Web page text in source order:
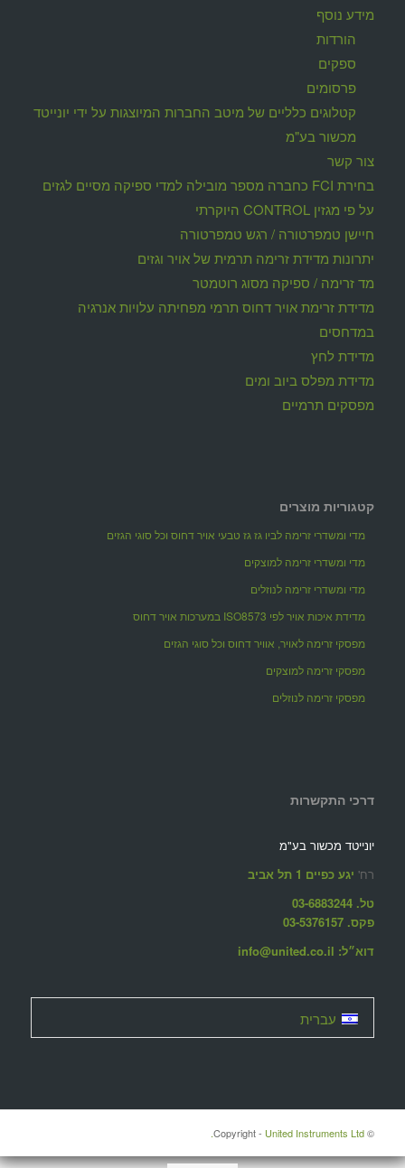
מידע נוסף
הורדות
ספקים
פרסומים
קטלוגים כלליים של מיטב החברות המיוצגות על ידי יונייטד
מכשור בע"מ
צור קשר
בחירת FCI כחברה מספר מובילה למדי ספיקה מסיים לגזים
על פי מגזין CONTROL היוקרתי
חיישן טמפרטורה / רגש טמפרטורה
יתרונות מדידת זרימה תרמית של אויר וגזים
מד זרימה / ספיקה מסוג רוטמטר
מדידת זרימת אויר דחוס תרמי מפחיתה עלויות אנרגיה
במדחסים
מדידת לחץ
מדידת מפלס ביוב ומים
מפסקים תרמיים
קטגוריות מוצרים
מדי ומשדרי זרימה לביו גז גז טבעי אויר דחוס וכל סוגי הגזים
מדי ומשדרי זרימה למוצקים
מדי ומשדרי זרימה לנוזלים
מדידת איכות אויר לפי ISO8573 במערכות אויר דחוס
מפסקי זרימה לאויר, אוויר דחוס וכל סוגי הגזים
מפסקי זרימה למוצקים
מפסקי זרימה לנוזלים
דרכי התקשרות
יונייטד מכשור בע"מ
רח' יגע כפיים 1 תל אביב
טל. 03-6883244
פקס. 03-5376157
דוא״ל: info@united.co.il
עברית
© ‫Copyright -
United Instruments Ltd.